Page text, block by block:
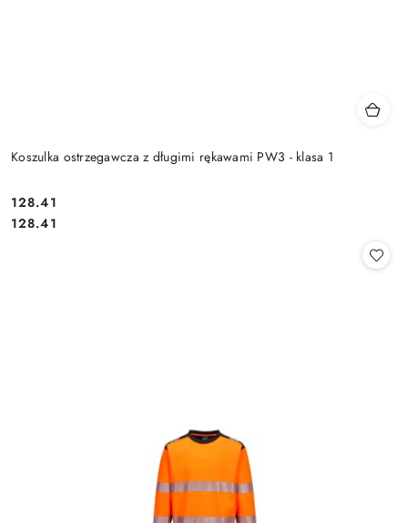
Koszulka ostrzegawcza z długimi rękawami PW3 - klasa 1
Cena:
128.41
Cena:
128.41